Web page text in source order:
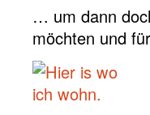
… um dann
möchten und